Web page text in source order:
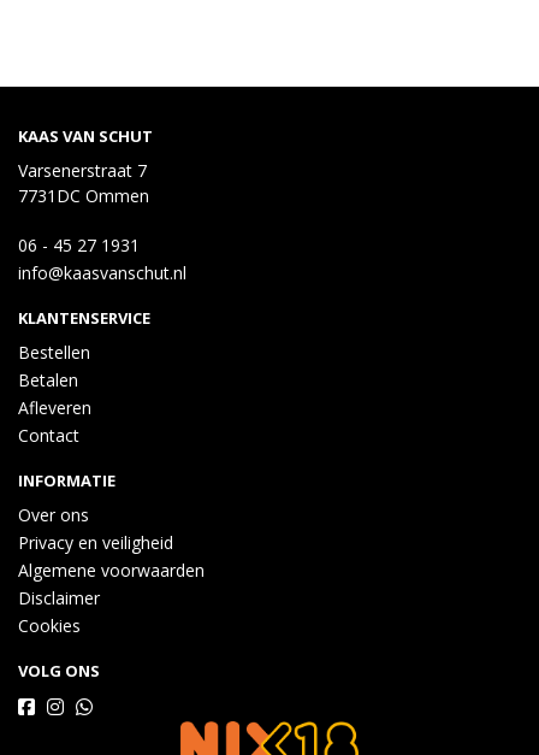
KAAS VAN SCHUT
Varsenerstraat 7
7731DC Ommen
06 - 45 27 1931
info@kaasvanschut.nl
KLANTENSERVICE
Bestellen
Betalen
Afleveren
Contact
INFORMATIE
Over ons
Privacy en veiligheid
Algemene voorwaarden
Disclaimer
Cookies
VOLG ONS